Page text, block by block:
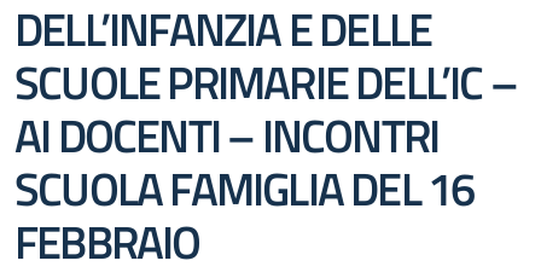
DELL’INFANZIA E DELLE
SCUOLE PRIMARIE DELL’IC –
AI DOCENTI – INCONTRI
SCUOLA FAMIGLIA DEL 16
FEBBRAIO